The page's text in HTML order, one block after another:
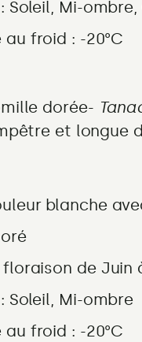
Soleil, Mi-
au froid : -20°C
dorée-
et longue
blanche
floraison de Juin
Soleil, Mi-ombre
au froid : -20°C